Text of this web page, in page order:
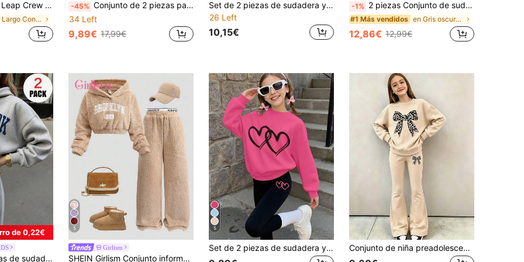
niña preadolescente, morado, blanco, otoño, lindo, escuela, ropa cómoda de invierno para niña preadolescente, atuendos para adolescentes
en Largo Conjuntos de sudadera y sudadera con capu
-45% Conjunto de 2 piezas para niñas preadolescentes, estilo Y2K, con sudadera corta estampada con letras y pantalón jogger a juego con gráfico de letras, de tela suave, moda urbana
34 Left
9,89€ 17,99€
Set de 2 piezas de sudadera y leggings con estampado de capibara de dibujos animados para niñas, suave y agradable a la piel, adecuado para el uso diario en la escuela en primavera y otoño
26 Left
10,15€
-1% 2 piezas Conjunto de sudadera y pantalones de niña preadolescente con estampado de dibujos animados y unicolor, diseño minimalista, cómodo para primavera, otoño e invierno
#1 Más vendidos en Gris oscuro Conjuntos para niñas preadolescente
12,86€ 12,99€
de 0,22€
con capucha suave y cómoda para niñas preadolescentes, que muestra su "Nueva York Brooklyn, la ciudad imperial" personalizada
5
Girlism
SHEIN Girlism Conjunto informal reversible para niña preadolescente con sudadera holgada de hombros caídos y esponjosa + pantalones con cordón y gráfico de letras esponjoso, adecuado para uso diario, escuela, atuendo de otoño/invierno de felpa
5
Set de 2 piezas de sudadera y leggings con estampado de corazones dobles, lindo y dulce, suave y cómodo, adecuado para el uso diario en la escuela en primavera/otoño Conjunto de niña preadolescente con sudadera de cuello redondo con estampado de lazo y estampado de leopardo, y pantalones acampanados.